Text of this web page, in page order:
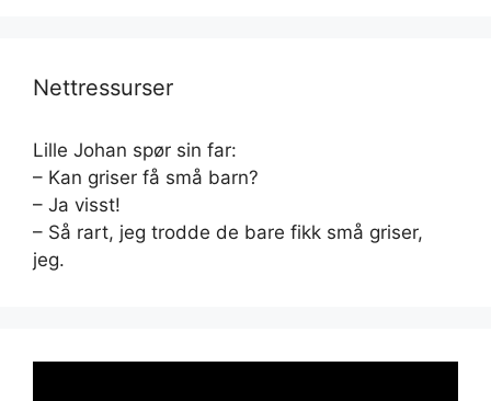
Nettressurser
Lille Johan spør sin far:
– Kan griser få små barn?
– Ja visst!
– Så rart, jeg trodde de bare fikk små griser,
jeg.